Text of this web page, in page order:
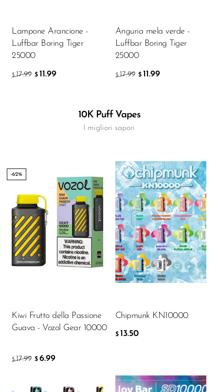
Lampone Arancione -
Luffbar Boring Tiger
25000
$ 17.99 $ 11.99
Anguria mela verde -
Luffbar Boring Tiger
25000
$ 17.99 $ 11.99
10K Puff Vapes
I migliori sapori
-62%
Kiwi Frutto della Passione
Guava - Vozol Gear 10000
$ 17.99 $ 6.99
Chipmunk KN10000
$ 13.50
Flavor
$13.50